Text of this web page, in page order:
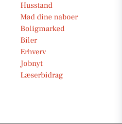
Husstand
Mød dine naboer
Boligmarked
Biler
Erhverv
Jobnyt
Læserbidrag